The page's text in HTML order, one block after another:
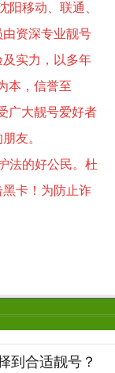
阳移动、联通、
资深专业靓号
实力，以多年
本，信誉至
广大靓号爱好者
友。
法的好公民。杜
卡！为防止诈
到合适靓号？